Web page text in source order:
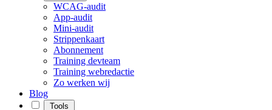
WCAG-audit
App-audit
Mini-audit
Strippenkaart
Abonnement
Training devteam
Training webredactie
Zo werken wij
Blog